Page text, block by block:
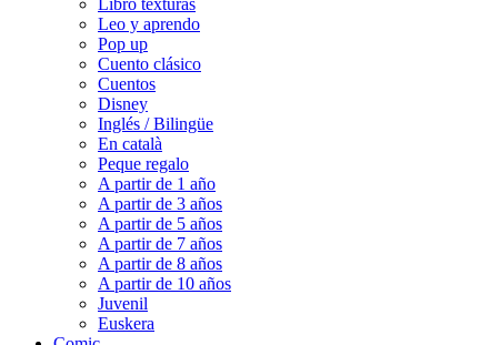
Libro texturas
Leo y aprendo
Pop up
Cuento clásico
Cuentos
Disney
Inglés / Bilingüe
En català
Peque regalo
A partir de 1 año
A partir de 3 años
A partir de 5 años
A partir de 7 años
A partir de 8 años
A partir de 10 años
Juvenil
Euskera